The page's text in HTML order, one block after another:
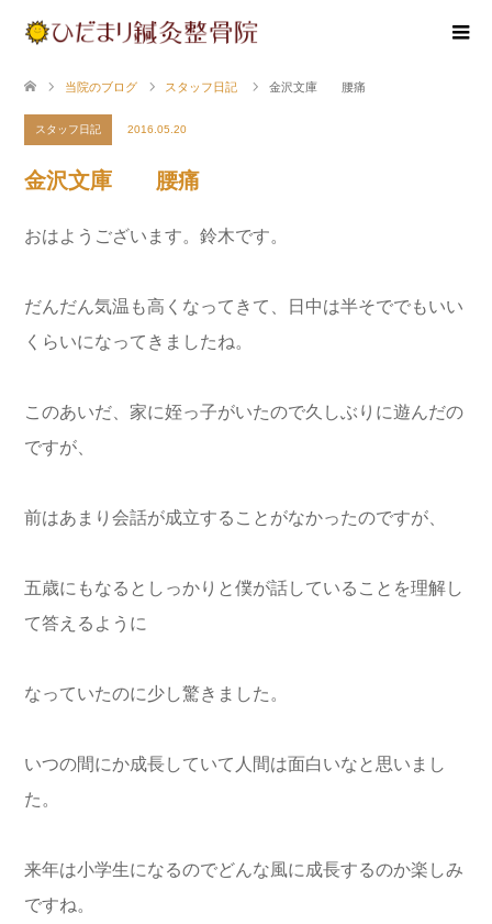
当院のブログ スタッフ日記 金沢文庫 腰痛
スタッフ日記 2016.05.20
金沢文庫 腰痛
おはようございます。鈴木です。
だんだん気温も高くなってきて、日中は半そででもいい
くらいになってきましたね。
このあいだ、家に姪っ子がいたので久しぶりに遊んだの
ですが、
前はあまり会話が成立することがなかったのですが、
五歳にもなるとしっかりと僕が話していることを理解し
て答えるように
なっていたのに少し驚きました。
いつの間にか成長していて人間は面白いなと思いまし
た。
来年は小学生になるのでどんな風に成長するのか楽しみ
ですね。